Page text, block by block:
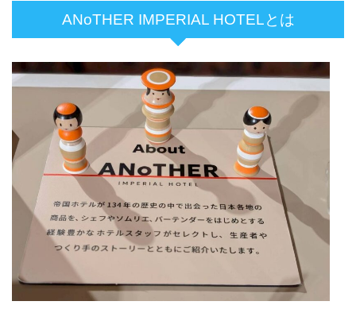
ANoTHER IMPERIAL HOTELとは